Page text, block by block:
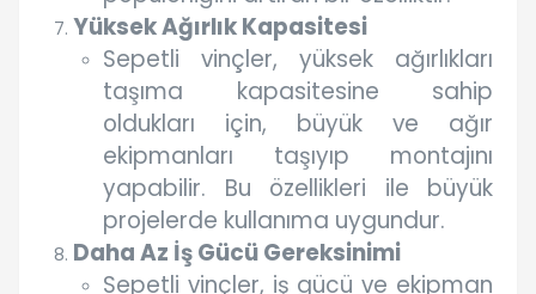
Yüksek Ağırlık Kapasitesi
Sepetli vinçler, yüksek ağırlıkları
taşıma kapasitesine sahip
oldukları için, büyük ve ağır
ekipmanları taşıyıp montajını
yapabilir. Bu özellikleri ile büyük
projelerde kullanıma uygundur.
Daha Az İş Gücü Gereksinimi
Sepetli vinçler, iş gücü ve ekipman